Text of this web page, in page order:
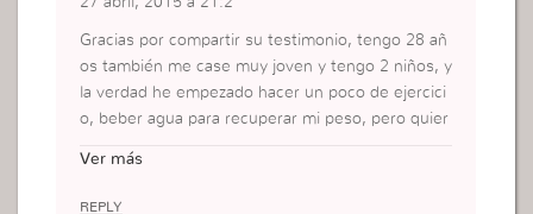
Gracias por compartir su testimonio, tengo 28 añ
os también me case muy joven y tengo 2 niños, y
la verdad he empezado hacer un poco de ejercici
o, beber agua para recuperar mi peso, pero quier
Ver más
REPLY